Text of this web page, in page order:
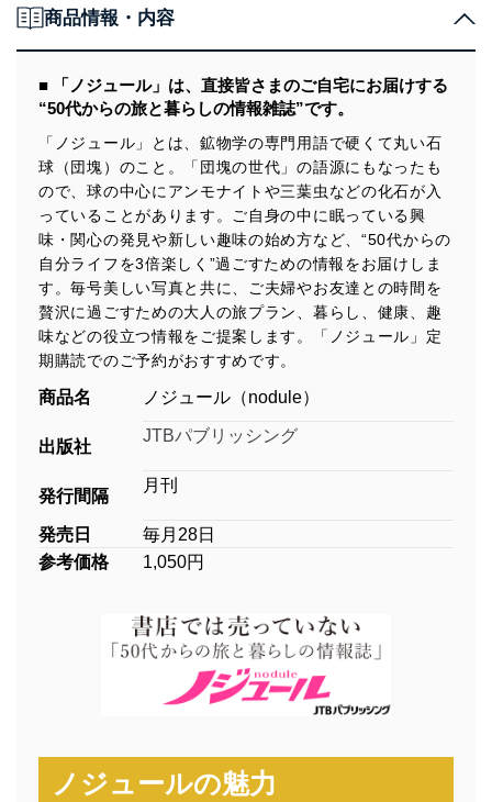
商品情報・内容
■ 「ノジュール」は、直接皆さまのご自宅にお届けする
“50代からの旅と暮らしの情報雑誌”です。
「ノジュール」とは、鉱物学の専門用語で硬くて丸い石
球（団塊）のこと。「団塊の世代」の語源にもなったも
ので、球の中心にアンモナイトや三葉虫などの化石が入
っていることがあります。ご自身の中に眠っている興
味・関心の発見や新しい趣味の始め方など、“50代からの
自分ライフを3倍楽しく”過ごすための情報をお届けしま
す。毎号美しい写真と共に、ご夫婦やお友達との時間を
贅沢に過ごすための大人の旅プラン、暮らし、健康、趣
味などの役立つ情報をご提案します。「ノジュール」定
期購読でのご予約がおすすめです。
商品名 ノジュール（nodule）
出版社
JTBパブリッシング
発行間隔
月刊
発売日
毎月28日
参考価格
1,050円
ノジュールの魅力